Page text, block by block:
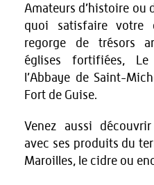
Amateurs d’histoire ou
quoi satisfaire votre
regorge de trésors
églises fortifiées,
l’Abbaye de Saint-
Fort de Guise.
Venez aussi
avec ses produits du
Maroilles, le cidre ou